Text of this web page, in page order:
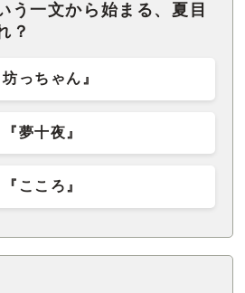
う一文から始まる、夏目
？
坊っちゃん』
『夢十夜』
『こころ』